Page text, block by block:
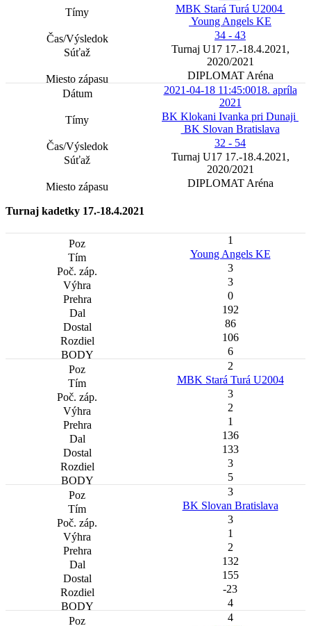
MBK Stará Turá U2004
Young Angels KE
34 - 43
Turnaj U17 17.-18.4.2021,
2020/2021
DIPLOMAT Aréna
2021-04-18 11:45:0018. apríla
2021
BK Klokani Ivanka pri Dunaji
BK Slovan Bratislava
32 - 54
Turnaj U17 17.-18.4.2021,
2020/2021
DIPLOMAT Aréna
Turnaj kadetky 17.-18.4.2021
1
Young Angels KE
3
3
0
192
86
106
6
2
MBK Stará Turá U2004
3
2
1
136
133
3
5
3
BK Slovan Bratislava
3
1
2
132
155
-23
4
4